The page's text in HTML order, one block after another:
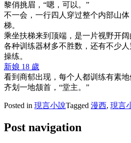
黎俏挑眉，“嗯，可以。”
不一会，一行四人穿过整个内部山
梯。
乘坐扶梯来到顶端，是一片视野开阔
各种训练器材多不胜数，还有不少
操练。
新娘 18 歲
看到商郁出现，每个人都训练有素
齐划一地颔首，“堂主。”
Posted in 現言小說Tagged 漫西, 現言
Post navigation